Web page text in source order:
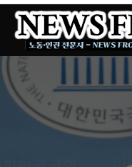
Skip
content
뉴스필드
노동·인권 전문지